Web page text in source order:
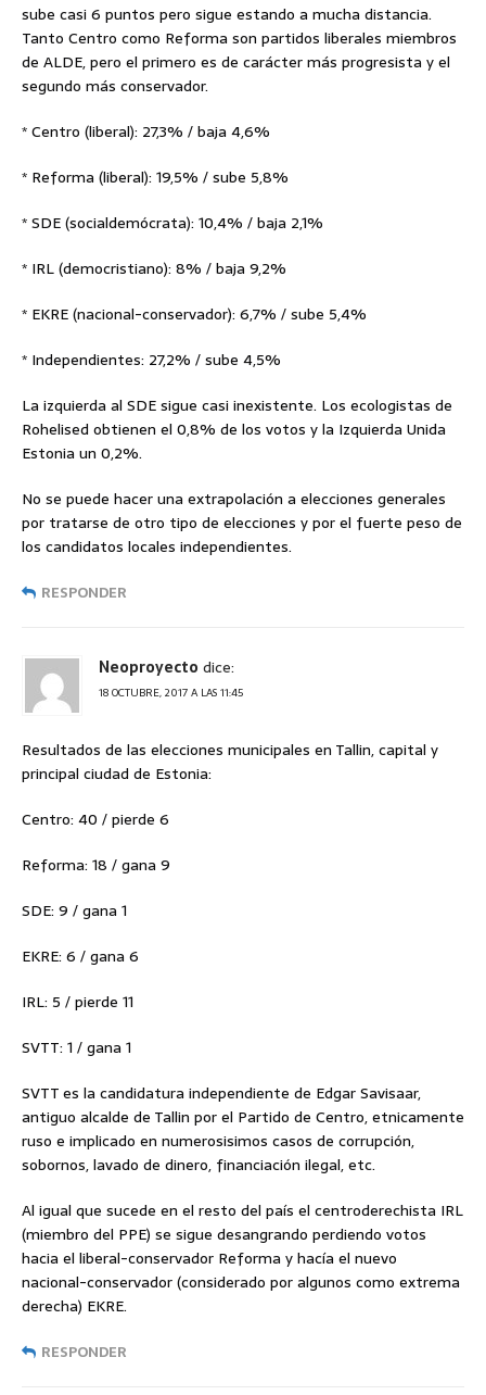
sube casi 6 puntos pero sigue estando a mucha distancia.
Tanto Centro como Reforma son partidos liberales miembros
de ALDE, pero el primero es de carácter más progresista y el
segundo más conservador.
* Centro (liberal): 27,3% / baja 4,6%
* Reforma (liberal): 19,5% / sube 5,8%
* SDE (socialdemócrata): 10,4% / baja 2,1%
* IRL (democristiano): 8% / baja 9,2%
* EKRE (nacional-conservador): 6,7% / sube 5,4%
* Independientes: 27,2% / sube 4,5%
La izquierda al SDE sigue casi inexistente. Los ecologistas de
Rohelised obtienen el 0,8% de los votos y la Izquierda Unida
Estonia un 0,2%.
No se puede hacer una extrapolación a elecciones generales
por tratarse de otro tipo de elecciones y por el fuerte peso de
los candidatos locales independientes.
RESPONDER
Neoproyecto dice:
18 OCTUBRE, 2017 A LAS 11:45
Resultados de las elecciones municipales en Tallin, capital y
principal ciudad de Estonia:
Centro: 40 / pierde 6
Reforma: 18 / gana 9
SDE: 9 / gana 1
EKRE: 6 / gana 6
IRL: 5 / pierde 11
SVTT: 1 / gana 1
SVTT es la candidatura independiente de Edgar Savisaar,
antiguo alcalde de Tallin por el Partido de Centro, etnicamente
ruso e implicado en numerosisimos casos de corrupción,
sobornos, lavado de dinero, financiación ilegal, etc.
Al igual que sucede en el resto del país el centroderechista IRL
(miembro del PPE) se sigue desangrando perdiendo votos
hacia el liberal-conservador Reforma y hacía el nuevo
nacional-conservador (considerado por algunos como extrema
derecha) EKRE.
RESPONDER